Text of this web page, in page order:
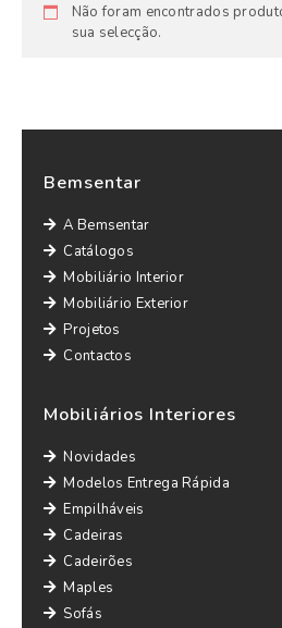
Não foram encontrados
sua selecção.
Bemsentar
A Bemsentar
Catálogos
Mobiliário Interior
Mobiliário Exterior
Projetos
Contactos
Mobiliários Interiores
Novidades
Modelos Entrega Rápida
Empilháveis
Cadeiras
Cadeirões
Maples
Sofás